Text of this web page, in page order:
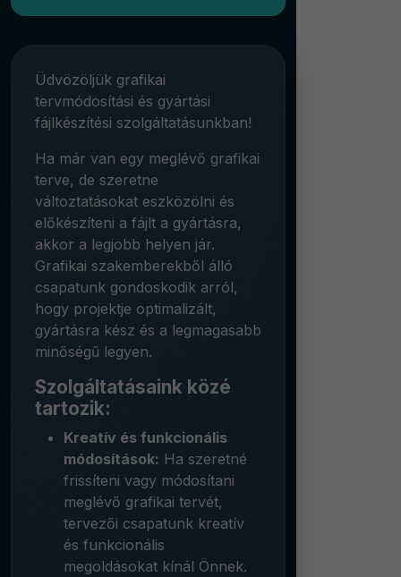
Üdvözöljük grafikai
tervmódosítási és gyártási
fájlkészítési szolgáltatásunkban!
Ha már van egy meglévő grafikai
terve, de szeretne
változtatásokat eszközölni és
előkészíteni a fájlt a gyártásra,
akkor a legjobb helyen jár.
Grafikai szakemberekből álló
csapatunk gondoskodik arról,
hogy projektje optimalizált,
gyártásra kész és a legmagasabb
minőségű legyen.
Szolgáltatásaink közé
tartozik:
Kreatív és funkcionális
módosítások: Ha szeretné
frissíteni vagy módosítani
meglévő grafikai tervét,
tervezői csapatunk kreatív
és funkcionális
megoldásokat kínál Önnek.